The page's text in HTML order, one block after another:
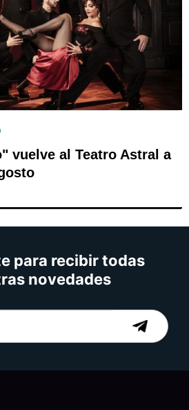
vuelve al Teatro Astral a
para recibir todas
novedades